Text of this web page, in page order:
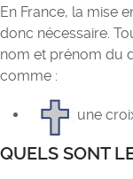
En France, la mise
donc nécessaire.
nom et prénom du
comme :
une
QUELS SONT